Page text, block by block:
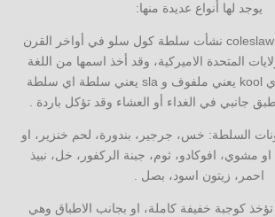
يوجد لها أنواع عديدة منها:
1- سلطة كول سلو coleslaw نشأت سلطة كول سلو في أواخر القرن
المتحدة الاميركية، وقد أخذ اسمها من اللغة
الهولندية kool sla أي kool يعني ملفوف و sla يعني سلطة اي سلطة
جانبي في الغداء أو العشاء وقد تؤكل باردة .
السلطة: خس، جرجير، بندورة، لحم خنزير، او
مشوي، افوكادو، ثوم، جبنة الركفور، خل، نبيذ
احمر، زيتون اسود، بصل .
تؤخذ كوجبة خفيفة كاملة، او بجانب الاطباق وهي